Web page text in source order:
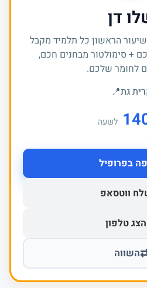
דן
הראשון כל תלמיד מקבל
+ סימולטור מבחנים חכם,
לחומר שלכם.
גת📍
לשעה
בפרופיל
ווטסאפ
הצג טלפון
השווה